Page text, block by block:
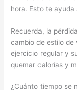
hora. Esto te ayuda
Recuerda, la
cambio de estilo de
ejercicio regular y
quemar calorías y
¿Cuánto tiempo se